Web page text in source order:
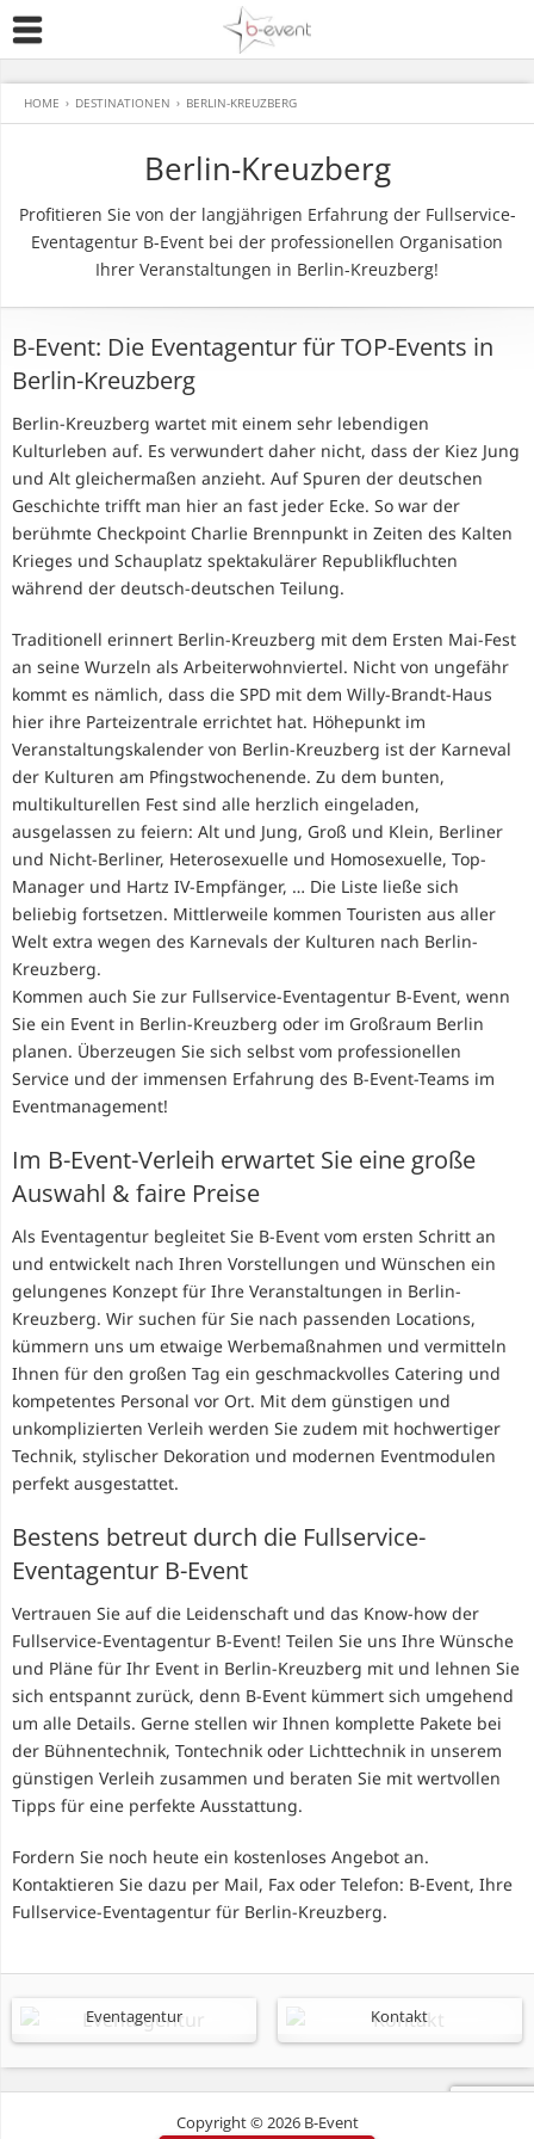
Berlin-Kreuzberg
Profitieren Sie von der langjährigen Erfahrung der Fullservice-
Eventagentur B-Event bei der professionellen Organisation
Ihrer Veranstaltungen in Berlin-Kreuzberg!
HOME › DESTINATIONEN › BERLIN-KREUZBERG
B-Event: Die Eventagentur für TOP-Events in
Berlin-Kreuzberg
Berlin-Kreuzberg wartet mit einem sehr lebendigen
Kulturleben auf. Es verwundert daher nicht, dass der Kiez Jung
und Alt gleichermaßen anzieht. Auf Spuren der deutschen
Geschichte trifft man hier an fast jeder Ecke. So war der
berühmte Checkpoint Charlie Brennpunkt in Zeiten des Kalten
Krieges und Schauplatz spektakulärer Republikfluchten
während der deutsch-deutschen Teilung.
Traditionell erinnert Berlin-Kreuzberg mit dem Ersten Mai-Fest
an seine Wurzeln als Arbeiterwohnviertel. Nicht von ungefähr
kommt es nämlich, dass die SPD mit dem Willy-Brandt-Haus
hier ihre Parteizentrale errichtet hat. Höhepunkt im
Veranstaltungskalender von Berlin-Kreuzberg ist der Karneval
der Kulturen am Pfingstwochenende. Zu dem bunten,
multikulturellen Fest sind alle herzlich eingeladen,
ausgelassen zu feiern: Alt und Jung, Groß und Klein, Berliner
und Nicht-Berliner, Heterosexuelle und Homosexuelle, Top-
Manager und Hartz IV-Empfänger, … Die Liste ließe sich
beliebig fortsetzen. Mittlerweile kommen Touristen aus aller
Welt extra wegen des Karnevals der Kulturen nach Berlin-
Kreuzberg.
Kommen auch Sie zur Fullservice-Eventagentur B-Event, wenn
Sie ein Event in Berlin-Kreuzberg oder im Großraum Berlin
planen. Überzeugen Sie sich selbst vom professionellen
Service und der immensen Erfahrung des B-Event-Teams im
Eventmanagement!
Im B-Event-Verleih erwartet Sie eine große
Auswahl & faire Preise
Als Eventagentur begleitet Sie B-Event vom ersten Schritt an
und entwickelt nach Ihren Vorstellungen und Wünschen ein
gelungenes Konzept für Ihre Veranstaltungen in Berlin-
Kreuzberg. Wir suchen für Sie nach passenden Locations,
kümmern uns um etwaige Werbemaßnahmen und vermitteln
Ihnen für den großen Tag ein geschmackvolles Catering und
kompetentes Personal vor Ort. Mit dem günstigen und
unkomplizierten Verleih werden Sie zudem mit hochwertiger
Technik, stylischer Dekoration und modernen Eventmodulen
perfekt ausgestattet.
Bestens betreut durch die Fullservice-
Eventagentur B-Event
Vertrauen Sie auf die Leidenschaft und das Know-how der
Fullservice-Eventagentur B-Event! Teilen Sie uns Ihre Wünsche
und Pläne für Ihr Event in Berlin-Kreuzberg mit und lehnen Sie
sich entspannt zurück, denn B-Event kümmert sich umgehend
um alle Details. Gerne stellen wir Ihnen komplette Pakete bei
der Bühnentechnik, Tontechnik oder Lichttechnik in unserem
günstigen Verleih zusammen und beraten Sie mit wertvollen
Tipps für eine perfekte Ausstattung.
Fordern Sie noch heute ein kostenloses Angebot an.
Kontaktieren Sie dazu per Mail, Fax oder Telefon: B-Event, Ihre
Fullservice-Eventagentur für Berlin-Kreuzberg.
Eventagentur Kontakt
Copyright © 2026 B-Event